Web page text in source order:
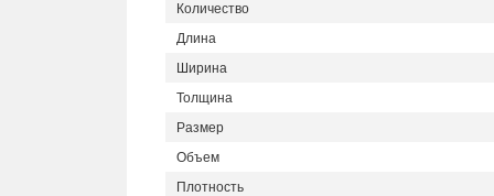
Количество
Длина
Ширина
Толщина
Размер
Объем
Плотность